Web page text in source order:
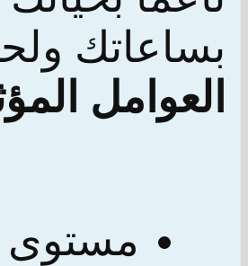
بساعاتك
العوامل
مستوى